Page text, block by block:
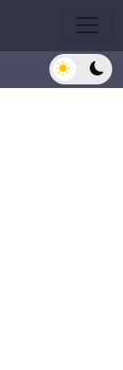
Açık/Koyu